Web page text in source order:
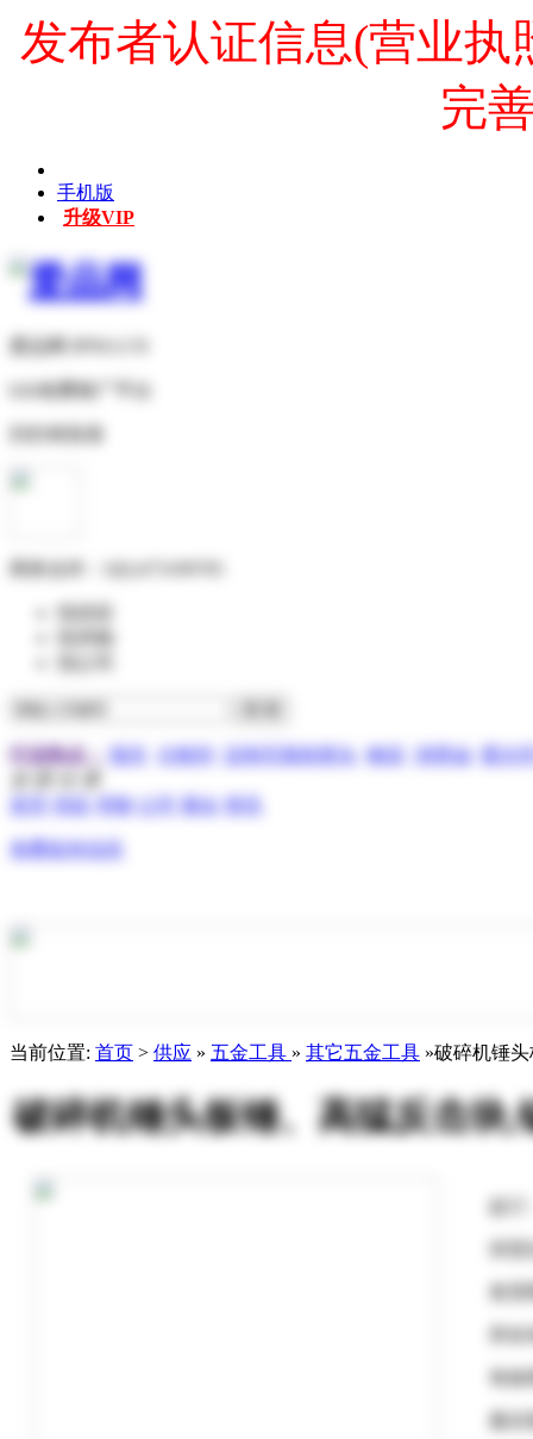
发布者认证信息(营业
完
手机版
升级VIP
行业热点： 报关 分散剂 压电写真机喷头 物流 润滑油
求购 展会
免费发布信息
当前位置: 首页 > 供应 » 五金工具 » 其它五金工具 »破碎机锤
破碎机锤头板锤、高猛反击块,